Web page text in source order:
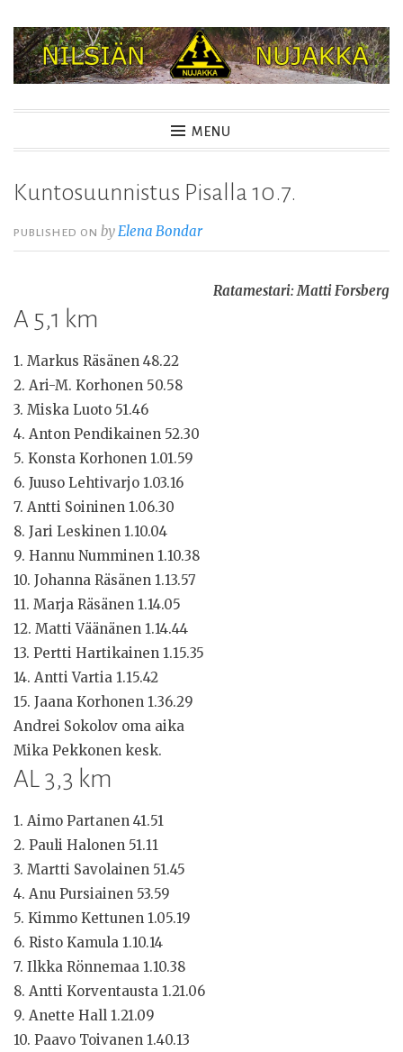
Skip
content
NILSIÄN NUJAKKA
MENU
Kuntosuunnistus Pisalla 10.7.
PUBLISHED ONby Elena Bondar
Ratamestari: Matti Forsberg
A 5,1 km
1. Markus Räsänen 48.22
2. Ari-M. Korhonen 50.58
3. Miska Luoto 51.46
4. Anton Pendikainen 52.30
5. Konsta Korhonen 1.01.59
6. Juuso Lehtivarjo 1.03.16
7. Antti Soininen 1.06.30
8. Jari Leskinen 1.10.04
9. Hannu Numminen 1.10.38
10. Johanna Räsänen 1.13.57
11. Marja Räsänen 1.14.05
12. Matti Väänänen 1.14.44
13. Pertti Hartikainen 1.15.35
14. Antti Vartia 1.15.42
15. Jaana Korhonen 1.36.29
Andrei Sokolov oma aika
Mika Pekkonen kesk.
AL 3,3 km
1. Aimo Partanen 41.51
2. Pauli Halonen 51.11
3. Martti Savolainen 51.45
4. Anu Pursiainen 53.59
5. Kimmo Kettunen 1.05.19
6. Risto Kamula 1.10.14
7. Ilkka Rönnemaa 1.10.38
8. Antti Korventausta 1.21.06
9. Anette Hall 1.21.09
10. Paavo Toivanen 1.40.13